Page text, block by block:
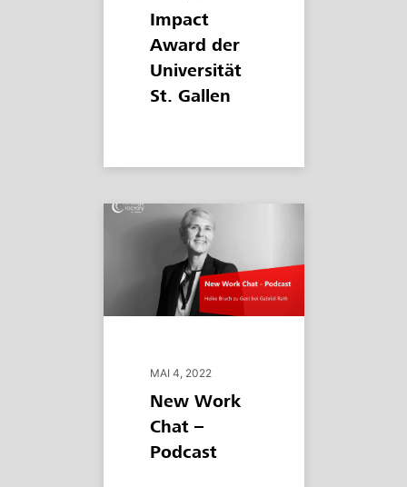
Impact
Award der
Universität
St. Gallen
MAI 4, 2022
New Work
Chat –
Podcast